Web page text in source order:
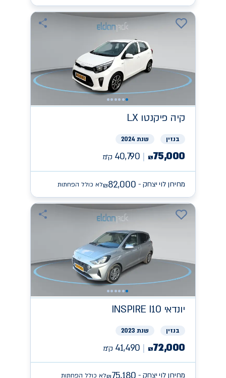
קיה פיקנטו LX
בנזין שנת 2024
₪75,000
40,790 ק״מ
מחירון לוי יצחק - ₪82,000 לא כולל הפחתות
יונדאי INSPIRE I10
בנזין שנת 2023
₪72,000
41,490 ק״מ
מחירון לוי יצחק - לא כולל הפחתות